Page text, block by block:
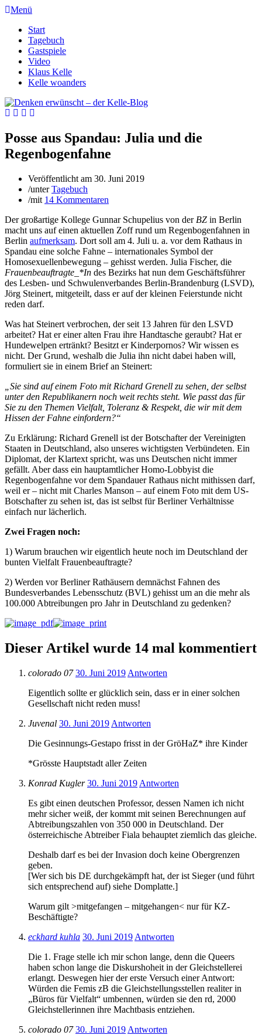
Menü
Start
Tagebuch
Gastspiele
Video
Klaus Kelle
Kelle woanders
Posse aus Spandau: Julia und die
Regenbogenfahne
Veröffentlicht am 30. Juni 2019
/unterTagebuch
/mit 14 Kommentaren
Der großartige Kollege Gunnar Schupelius von der BZ in Berlin
macht uns auf einen aktuellen Zoff rund um Regenbogenfahnen in
Berlin aufmerksam. Dort soll am 4. Juli u. a. vor dem Rathaus in
Spandau eine solche Fahne – internationales Symbol der
Homosexuellenbewegung – gehisst werden. Julia Fischer, die
Frauenbeauftragte_*In des Bezirks hat nun dem Geschäftsführer
des Lesben- und Schwulenverbandes Berlin-Brandenburg (LSVD),
Jörg Steinert, mitgeteilt, dass er auf der kleinen Feierstunde nicht
reden darf.
Was hat Steinert verbrochen, der seit 13 Jahren für den LSVD
arbeitet? Hat er einer alten Frau ihre Handtasche geraubt? Hat er
Hundewelpen ertränkt? Besitzt er Kinderpornos? Wir wissen es
nicht. Der Grund, weshalb die Julia ihn nicht dabei haben will,
formuliert sie in einem Brief an Steinert:
„Sie sind auf einem Foto mit Richard Grenell zu sehen, der selbst
unter den Republikanern noch weit rechts steht. Wie passt das für
Sie zu den Themen Vielfalt, Toleranz & Respekt, die wir mit dem
Hissen der Fahne einfordern?“
Zu Erklärung: Richard Grenell ist der Botschafter der Vereinigten
Staaten in Deutschland, also unseres wichtigsten Verbündeten. Ein
Diplomat, der Klartext spricht, was uns Deutschen nicht immer
gefällt. Aber dass ein hauptamtlicher Homo-Lobbyist die
Regenbogenfahne vor dem Spandauer Rathaus nicht mithissen darf,
weil er – nicht mit Charles Manson – auf einem Foto mit dem US-
Botschafter zu sehen ist, das ist selbst für Berliner Verhältnisse
einfach nur lächerlich.
Zwei Fragen noch:
1) Warum brauchen wir eigentlich heute noch im Deutschland der
bunten Vielfalt Frauenbeauftragte?
2) Werden vor Berliner Rathäusern demnächst Fahnen des
Bundesverbandes Lebensschutz (BVL) gehisst um an die mehr als
100.000 Abtreibungen pro Jahr in Deutschland zu gedenken?
Dieser Artikel wurde 14 mal kommentiert
colorado 07 30. Juni 2019 Antworten
Eigentlich sollte er glücklich sein, dass er in einer solchen
Gesellschaft nicht reden muss!
Juvenal 30. Juni 2019 Antworten
Die Gesinnungs-Gestapo frisst in der GröHaZ* ihre Kinder
*Grösste Hauptstadt aller Zeiten
Konrad Kugler 30. Juni 2019 Antworten
Es gibt einen deutschen Professor, dessen Namen ich nicht
mehr sicher weiß, der kommt mit seinen Berechnungen auf
Abtreibungszahlen von 350 000 in Deutschland. Der
österreichische Abtreiber Fiala behauptet ziemlich das gleiche.
Deshalb darf es bei der Invasion doch keine Obergrenzen
geben.
[Wer sich bis DE durchgekämpft hat, der ist Sieger (und führt
sich entsprechend auf) siehe Domplatte.]
Warum gilt >mitgefangen – mitgehangen< nur für KZ-
Beschäftigte?
eckhard kuhla 30. Juni 2019 Antworten
Die 1. Frage stelle ich mir schon lange, denn die Queers
haben schon lange die Diskurshoheit in der Gleichstellerei
erlangt. Deswegen hier der erste Versuch einer Antwort:
Würden die Femis zB die Gleichstellungsstellen realiter in
„Büros für Vielfalt“ umbennen, würden sie den rd, 2000
Gleichstellerinnen ihre Machtbasis entziehen.
colorado 07 30. Juni 2019 Antworten